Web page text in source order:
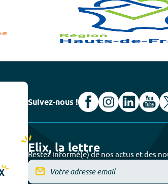
Suivez-nous !
Elix, la lettre
Restez informé(e) de nos actus et des